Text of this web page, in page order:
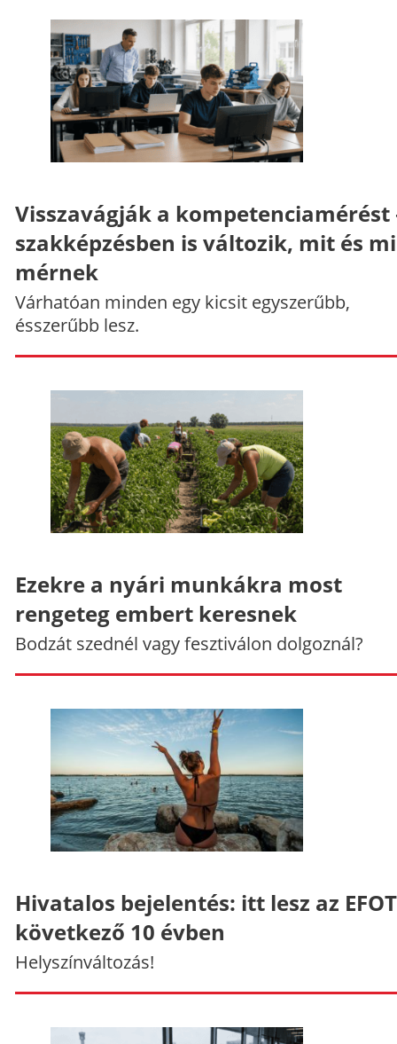
Visszavágják a kompetenciamérést
szakképzésben is változik, mit és
mérnek
Várhatóan minden egy kicsit egyszerűbb,
ésszerűbb lesz.
Ezekre a nyári munkákra most
rengeteg embert keresnek
Bodzát szednél vagy fesztiválon dolgoznál?
Hivatalos bejelentés: itt lesz az
következő 10 évben
Helyszínváltozás!